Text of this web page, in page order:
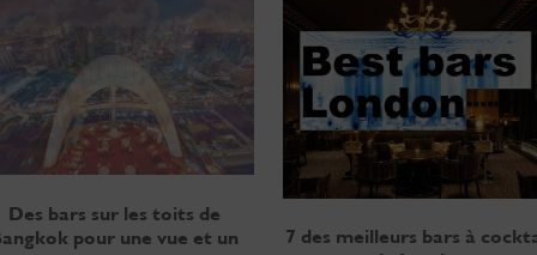
Des bars sur les toits de
pour une vue et un
7 des meilleurs bars à